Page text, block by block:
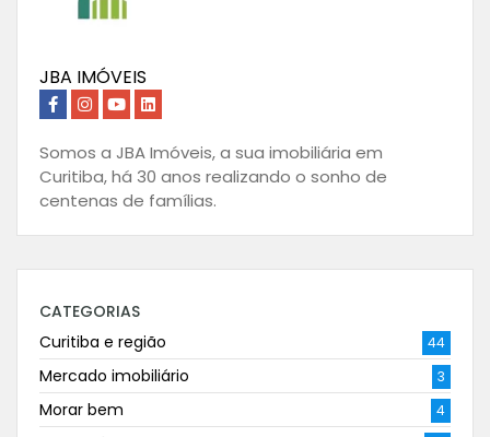
JBA IMÓVEIS
Somos a JBA Imóveis, a sua imobiliária em
Curitiba, há 30 anos realizando o sonho de
centenas de famílias.
CATEGORIAS
Curitiba e região
44
Mercado imobiliário 3
Morar bem 4